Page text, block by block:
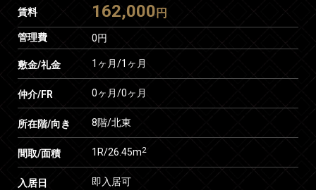
賃料 162,000 円
管理費 0円
敷金/礼金 1ヶ月/1ヶ月
仲介/FR 0ヶ月/0ヶ月
所在階/向き 8階/北東
間取/面積 1R/26.45m2
入居日 即入居可